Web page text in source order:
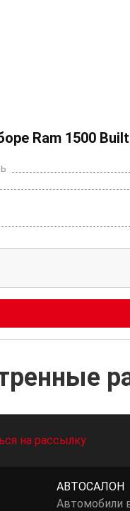
Ram 1500
на рассылку
АВТОСАЛОН
Автомобили